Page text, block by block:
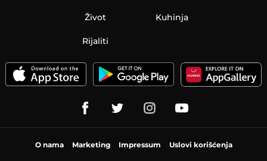
Život Kuhinja
Rijaliti
O nama Marketing Impressum Uslovi korišćenja